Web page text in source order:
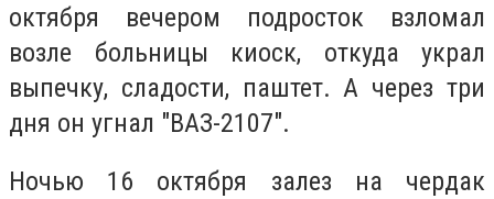
октября вечером подросток взломал
возле больницы киоск, откуда украл
выпечку, сладости, паштет. А через три
дня он угнал "ВАЗ-2107".
Ночью 16 октября залез на чердак